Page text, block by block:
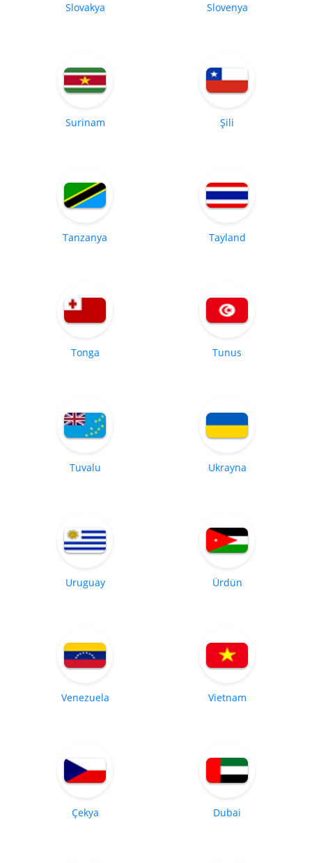
Slovakya Slovenya
Surinam Şili
Tanzanya Tayland
Tonga Tunus
Tuvalu Ukrayna
Uruguay Ürdün
Venezuela Vietnam
Çekya Dubai